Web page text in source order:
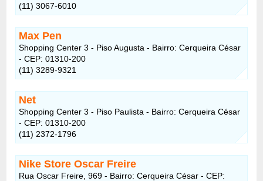
(11) 3067-6010
Max Pen
Shopping Center 3 - Piso Augusta - Bairro: Cerqueira César
- CEP: 01310-200
(11) 3289-9321
Net
Shopping Center 3 - Piso Paulista - Bairro: Cerqueira César
- CEP: 01310-200
(11) 2372-1796
Nike Store Oscar Freire
Rua Oscar Freire, 969 - Bairro: Cerqueira César - CEP: